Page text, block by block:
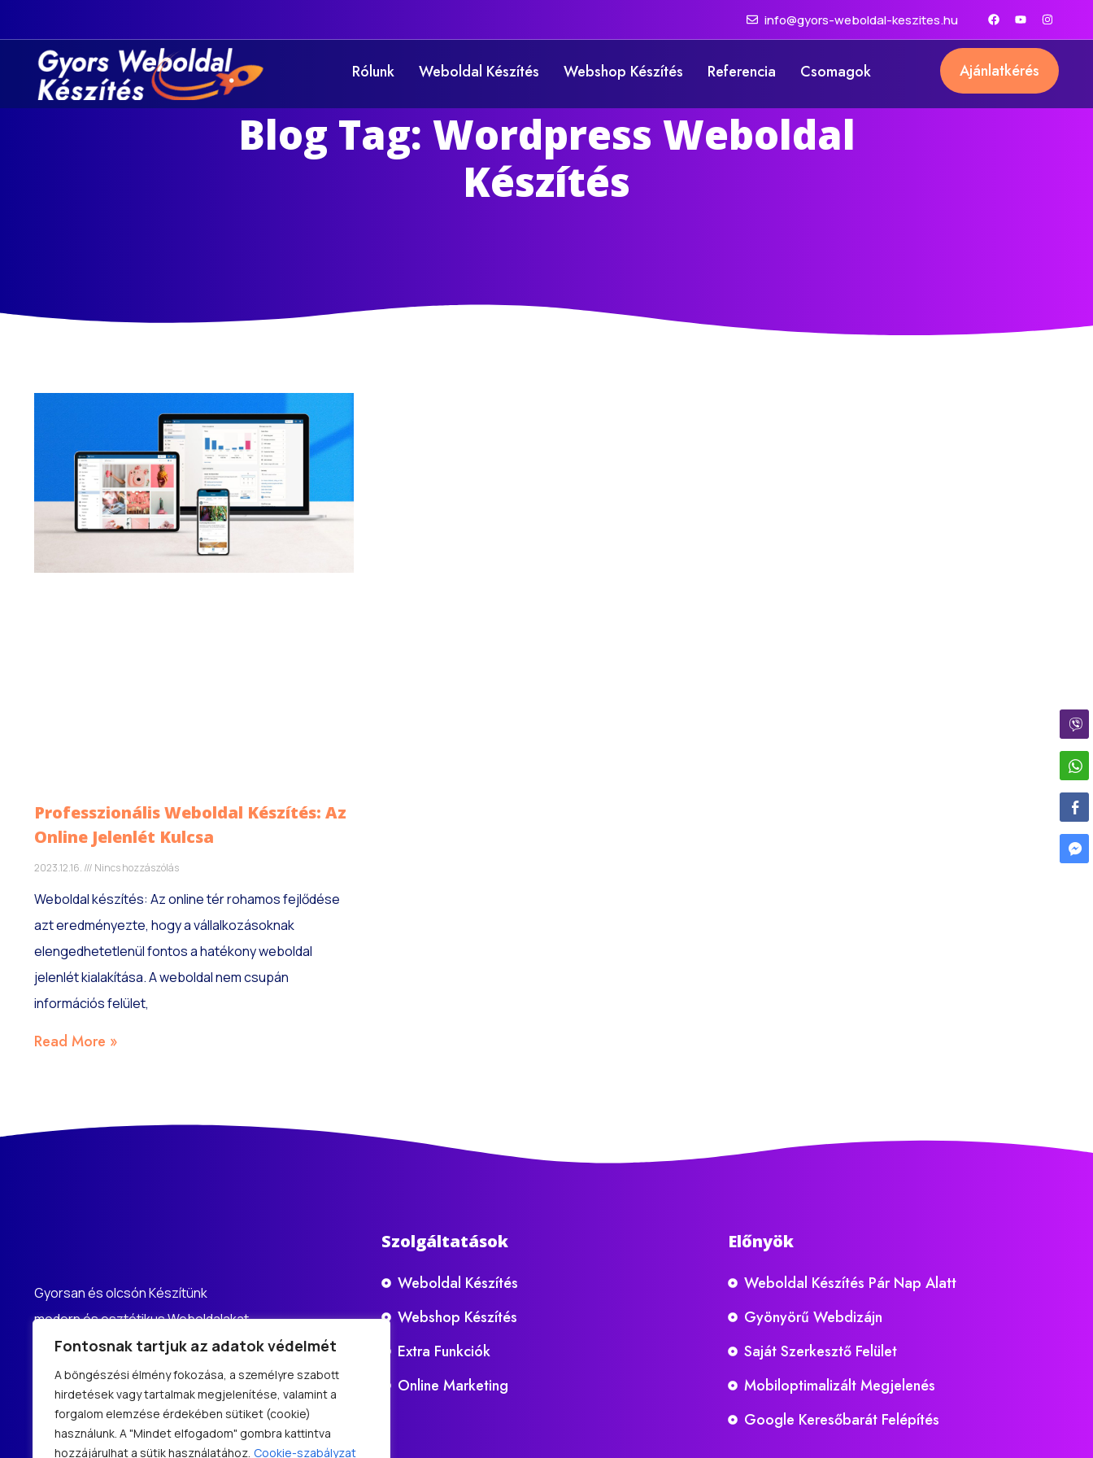
Fontosnak tartjuk az adatok védelmét
A böngészési élmény fokozása, a személyre szabott
hirdetések vagy tartalmak megjelenítése, valamint a
forgalom elemzése érdekében sütiket (cookie)
használunk. A "Mindet elfogadom" gombra kattintva
hozzájárulhat a sütik használatához. Cookie-szabályzat
info@gyors-weboldal-keszites.hu
Rólunk Weboldal Készítés Webshop Készítés Referencia Csomagok Ajánlatkérés
Blog Tag: Wordpress Weboldal
Készítés
Professzionális Weboldal Készítés: Az
Online Jelenlét Kulcsa
2023.12.16. Nincs hozzászólás
Weboldal készítés: Az online tér rohamos fejlődése
azt eredményezte, hogy a vállalkozásoknak
elengedhetetlenül fontos a hatékony weboldal
jelenlét kialakítása. A weboldal nem csupán
információs felület,
Read More »
Gyorsan és olcsón Készítünk
modern és esztétikus Weboldalakat,
Webáruházakat.
info@gyors-weboldal-keszites.hu
Szolgáltatások
Weboldal Készítés
Webshop Készítés
Extra Funkciók
Online Marketing
Előnyök
Weboldal Készítés Pár Nap Alatt
Gyönyörű Webdizájn
Saját Szerkesztő Felület
Mobiloptimalizált Megjelenés
Google Keresőbarát Felépítés